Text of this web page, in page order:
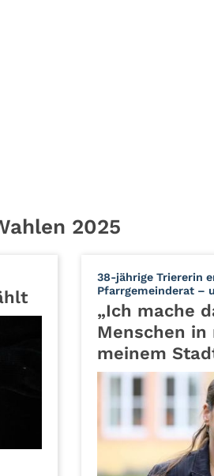
2025
38-jährige Triererin
Pfarrgemeinderat –
„Ich mache
Menschen in
meinem